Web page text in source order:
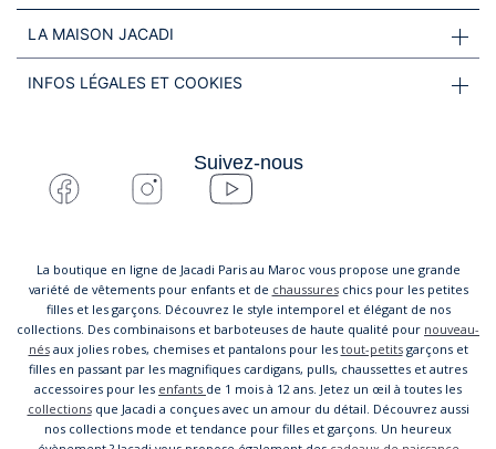
LA MAISON JACADI
INFOS LÉGALES ET COOKIES
Suivez-nous
La boutique en ligne de Jacadi Paris au Maroc vous propose une grande
variété de vêtements pour enfants et de chaussureschics pour les petites
filles et les garçons. Découvrez le style intemporel et élégant de nos
collections. Des combinaisons et barboteuses de haute qualité pour nouveau-
nésaux jolies robes, chemises et pantalons pour les tout-petitsgarçons et
filles en passant par les magnifiques cardigans, pulls, chaussettes et autres
accessoires pour les enfants de 1 mois à 12 ans. Jetez un œil à toutes les
collectionsque Jacadi a conçues avec un amour du détail. Découvrez aussi
nos collections mode et tendance pour filles et garçons. Un heureux